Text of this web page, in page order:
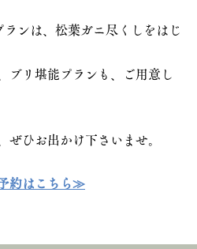
ランは、松葉ガニ尽くしをはじ
ブリ堪能プランも、ご用意し
ぜひお出かけ下さいませ。
約はこちら≫